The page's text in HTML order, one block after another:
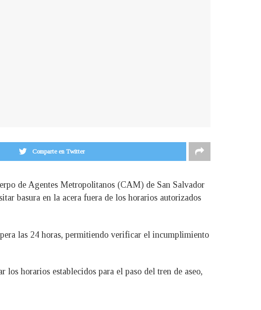
Comparte en Twitter
de Agentes Metropolitanos (CAM) de San Salvador
basura en la acera fuera de los horarios autorizados
las 24 horas, permitiendo verificar el incumplimiento
horarios establecidos para el paso del tren de aseo,